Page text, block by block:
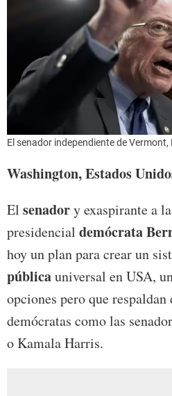
El senador independiente de
Washington, Estados
El senadory exaspirante a
presidencial demócrata
hoy un plan para crear un
públicauniversal en USA,
opciones pero que respaldan
demócratas como las
o Kamala Harris.